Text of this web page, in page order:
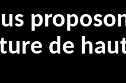
de